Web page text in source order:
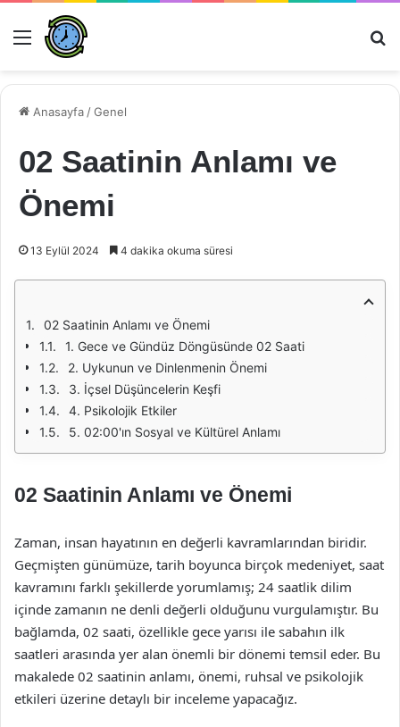
Menü
Anasayfa /Genel
02 Saatinin Anlamı ve
Önemi
13 Eylül 2024 4 dakika okuma süresi
02 Saatinin Anlamı ve Önemi
1. Gece ve Gündüz Döngüsünde 02 Saati
2. Uykunun ve Dinlenmenin Önemi
3. İçsel Düşüncelerin Keşfi
4. Psikolojik Etkiler
5. 02:00'ın Sosyal ve Kültürel Anlamı
02 Saatinin Anlamı ve Önemi
Zaman, insan hayatının en değerli kavramlarından biridir.
Geçmişten günümüze, tarih boyunca birçok medeniyet, saat
kavramını farklı şekillerde yorumlamış; 24 saatlik dilim
içinde zamanın ne denli değerli olduğunu vurgulamıştır. Bu
bağlamda, 02 saati, özellikle gece yarısı ile sabahın ilk
saatleri arasında yer alan önemli bir dönemi temsil eder. Bu
makalede 02 saatinin anlamı, önemi, ruhsal ve psikolojik
etkileri üzerine detaylı bir inceleme yapacağız.